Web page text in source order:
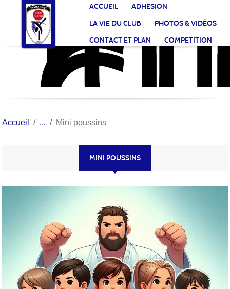
ACCUEIL
ADHESION
LA VIE DU CLUB
PHOTOS & VIDÉOS
CONTACT ET PLAN
COMPETITION
Accueil Mini poussins
MINI POUSSINS
Panneau de gestion des cookies